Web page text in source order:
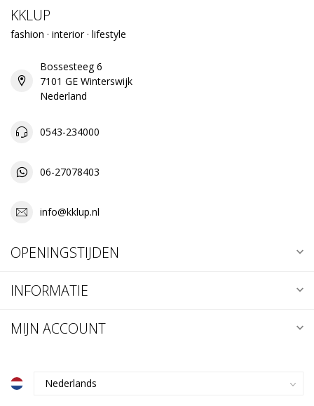
KKLUP
fashion · interior · lifestyle
Bossesteeg 6
7101 GE Winterswijk
Nederland
0543-234000
06-27078403
info@kklup.nl
OPENINGSTIJDEN
INFORMATIE
MIJN ACCOUNT